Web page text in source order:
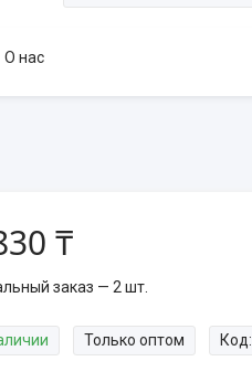
О нас
₸
заказ — 2 шт.
Только оптом Код: